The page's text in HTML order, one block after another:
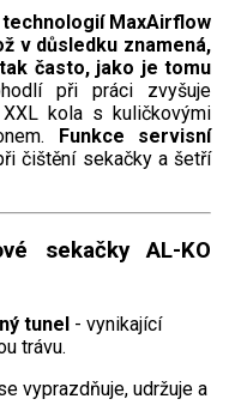
MaxAirflow
v důsledku znamená,
často, jako je tomu
při práci zvyšuje
kola s kuličkovými
Funkce servisní
čištění sekačky a šetří
sekačky AL-KO
tunel - vynikající
trávu.
vyprazdňuje, udržuje a